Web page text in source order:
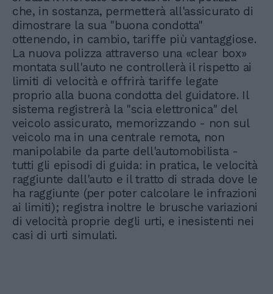
che, in sostanza, permetterà all'assicurato di
dimostrare la sua "buona condotta"
ottenendo, in cambio, tariffe più vantaggiose.
La nuova polizza attraverso una «clear box»
montata sull'auto ne controllerà il rispetto ai
limiti di velocità e offrirà tariffe legate
proprio alla buona condotta del guidatore. Il
sistema registrerà la "scia elettronica" del
veicolo assicurato, memorizzando - non sul
veicolo ma in una centrale remota, non
manipolabile da parte dell'automobilista -
tutti gli episodi di guida: in pratica, le velocità
raggiunte dall'auto e il tratto di strada dove le
ha raggiunte (per poter calcolare le infrazioni
ai limiti); registra inoltre le brusche variazioni
di velocità proprie degli urti, e inesistenti nei
casi di urti simulati.